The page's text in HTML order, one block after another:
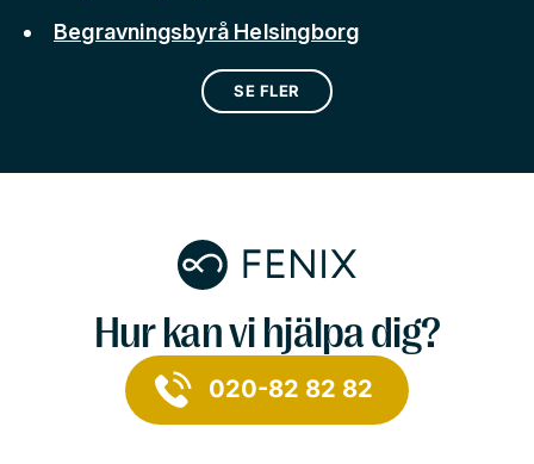
Begravningsbyrå Helsingborg
SE FLER
Hur kan vi hjälpa dig?
020-82 82 82